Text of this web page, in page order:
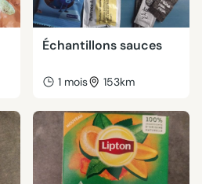
Échantillons sauces
1 mois 153km